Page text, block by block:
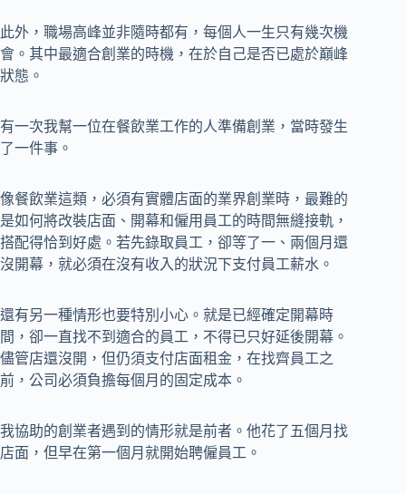
此外，職場高峰並非隨時都有，每個人一生只有幾次機
會。其中最適合創業的時機，在於自己是否已處於巔峰
狀態。
有一次我幫一位在餐飲業工作的人準備創業，當時發生
了一件事。
像餐飲業這類，必須有實體店面的業界創業時，最難的
是如何將改裝店面、開幕和僱用員工的時間無縫接軌，
搭配得恰到好處。若先錄取員工，卻等了一、兩個月還
沒開幕，就必須在沒有收入的狀況下支付員工薪水。
還有另一種情形也要特別小心。就是已經確定開幕時
間，卻一直找不到適合的員工，不得已只好延後開幕。
儘管店還沒開，但仍須支付店面租金，在找齊員工之
前，公司必須負擔每個月的固定成本。
我協助的創業者遇到的情形就是前者。他花了五個月找
店面，但早在第一個月就開始聘僱員工。